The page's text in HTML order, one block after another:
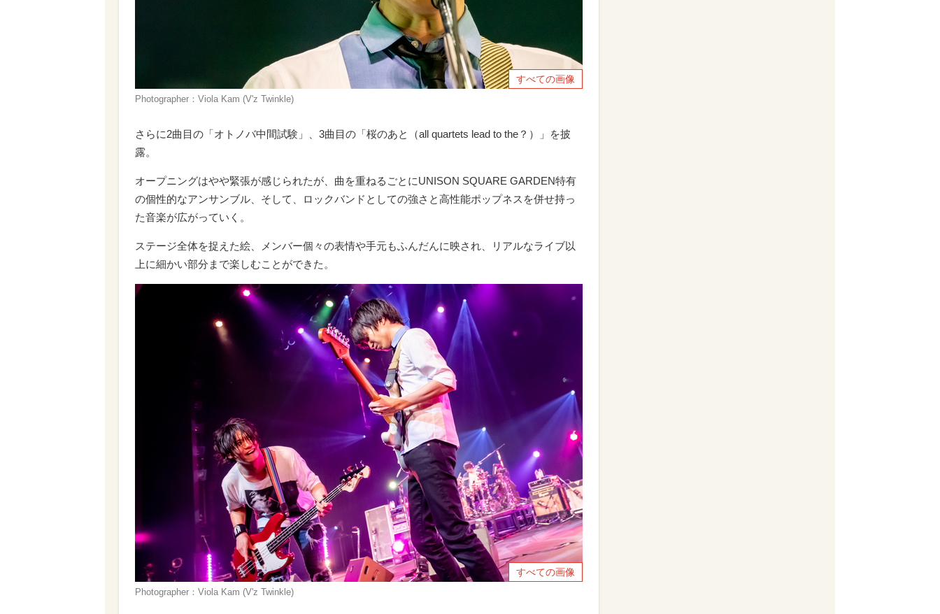
すべての画像
Photographer：Viola Kam (V'z Twinkle)
さらに2曲目の「オトノバ中間試験」、3曲目の「桜のあと（all quartets lead to the？）」を披
露。
オープニングはやや緊張が感じられたが、曲を重ねるごとにUNISON SQUARE GARDEN特有
の個性的なアンサンブル、そして、ロックバンドとしての強さと高性能ポップネスを併せ持っ
た音楽が広がっていく。
ステージ全体を捉えた絵、メンバー個々の表情や手元もふんだんに映され、リアルなライブ以
上に細かい部分まで楽しむことができた。
すべての画像
Photographer：Viola Kam (V'z Twinkle)